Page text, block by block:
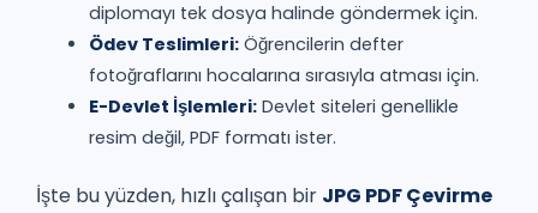
diplomayı tek dosya halinde göndermek için.
Ödev Teslimleri:Öğrencilerin defter
fotoğraflarını hocalarına sırasıyla atması için.
E-Devlet İşlemleri:Devlet siteleri genellikle
resim değil, PDF formatı ister.
İşte bu yüzden, hızlı çalışan bir JPG PDF Çevirme